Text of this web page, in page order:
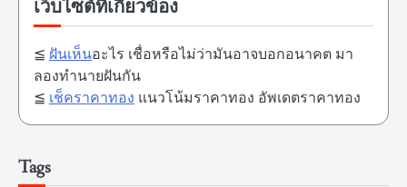
เว็บไซต์ที่เกี่ยวข้อง
≦ ฝันเห็นอะไร เชื่อหรือไม่ว่ามันอาจบอกอนาคต มา
ลองทำนายฝันกัน
≦ เช็คราคาทอง แนวโน้มราคาทอง อัพเดตราคาทอง
Tags